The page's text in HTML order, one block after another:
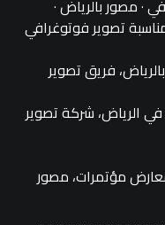
· مصور بالرياض ·
تصوير فوتوغرافي
فريق تصوير
الرياض، شركة تصوير
مؤتمرات، مصور